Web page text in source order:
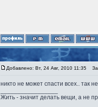
Добавлено: Вт, 24 Авг, 2010 11:35
никто не может спасти всех.. так
Жить - значит делать вещи, а не